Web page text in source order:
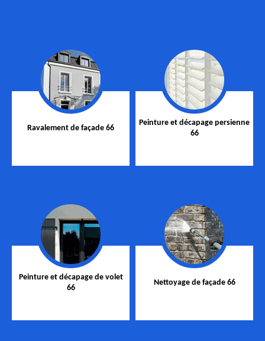
Ravalement de façade 66
Peinture et décapage persienne
66
Peinture et décapage de volet
66
Nettoyage de façade 66